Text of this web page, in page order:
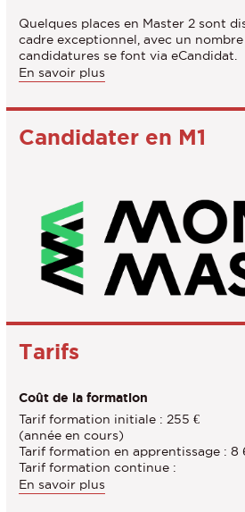
Quelques places en Master 2 sont
cadre exceptionnel, avec un
candidatures se font via eCandidat.
En savoir plus
des
Conditions
d'admission
de
sélection
Candidater en M1
Tarifs
Coût de la formation
Tarif formation initiale : 255 €
(année en cours)
Tarif formation en apprentissage : 8
Tarif formation continue :
En savoir plus